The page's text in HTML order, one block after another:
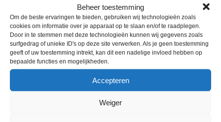
Beheer toestemming
Om de beste ervaringen te bieden, gebruiken wij technologieën zoals
cookies om informatie over je apparaat op te slaan en/of te raadplegen.
Door in te stemmen met deze technologieën kunnen wij gegevens zoals
surfgedrag of unieke ID's op deze site verwerken. Als je geen toestemming
geeft of uw toestemming intrekt, kan dit een nadelige invloed hebben op
bepaalde functies en mogelijkheden.
Accepteren
Weiger
Sitemap
Home
Interieurfolie